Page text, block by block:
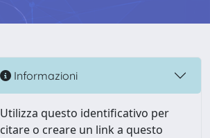
Informazioni
Utilizza questo identificativo per
citare o creare un link a questo